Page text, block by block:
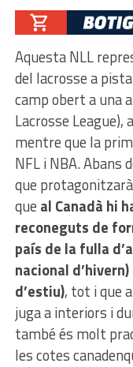
Aquesta NLL
del lacrosse a pista
camp obert a una
Lacrosse
mentre que la
NFL i NBA. Abans
que
que al Canadà hi
reconeguts de
país de la fulla
nacional
d’estiu), tot i que
juga a interiors i
també és molt
les cotes